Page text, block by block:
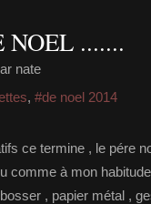
NOEL .......
nate
, #de noel 2014
ce termine , le pére
comme à mon
, papier métal ,